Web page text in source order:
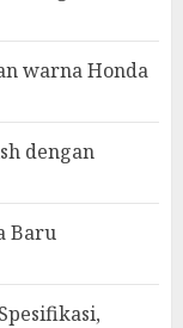
warna Honda
dengan
Baru